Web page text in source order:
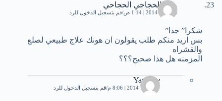
ماجدالحجاجي الحجاحي
10 يناير، 2014 | 1:14 ص قم بتسجيل الدخول للرد
شكرا” جدا”
بس اريد منكم طلب يقولون ان هونك علاج طبيعي لصلع
والقشراه
المزمنه هل هذا صحيح؟؟؟
Yasmine
7 مارس، 2014 | 8:06 م قم بتسجيل الدخول للرد